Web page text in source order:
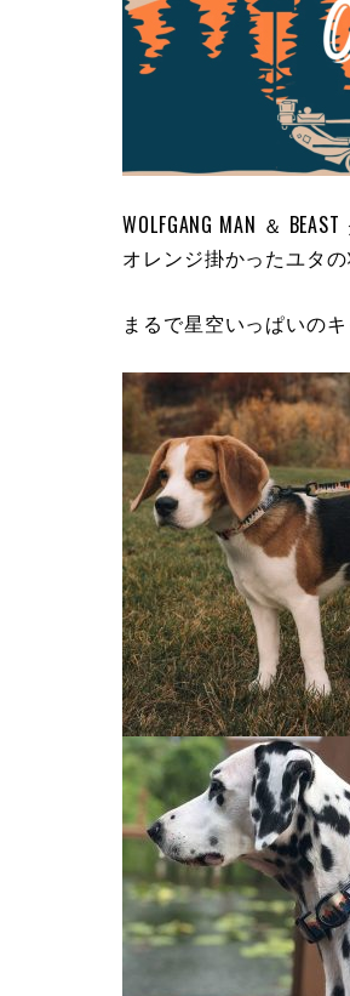
WOLFGANG MAN ＆
オレンジ掛かったユタ
まるで星空いっぱいの